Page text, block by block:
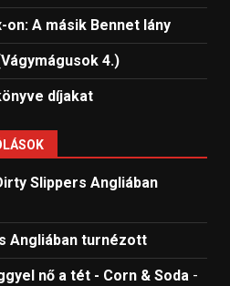
on: A másik Bennet lány
4.)
díjakat
Slippers Angliában
Angliában turnézott
nő a tét - Corn & Soda -